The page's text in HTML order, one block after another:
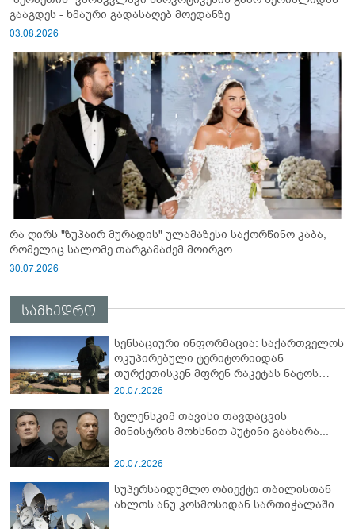
გააგდეს - ხმაური გადასაღებ მოედანზე
03.08.2026
რა ღირს "ზუჰაირ მურადის" ულამაზესი საქორწინო კაბა,
რომელიც სალომე თარგამაძემ მოირგო
30.07.2026
სამხედრო
სენსაციური ინფორმაცია: საქართველოს
ოკუპირებული ტერიტორიიდან
თურქეთისკენ მფრენ რაკეტას ნატოს
სამიტი კინაღამ ჩაუშლია
20.07.2026
ზელენსკიმ თავისი თავდაცვის
მინისტრის მოხსნით პუტინი გაახარა...
20.07.2026
სუპერსაიდუმლო ობიექტი თბილისთან
ახლოს ანუ კოსმოსიდან სართიჭალაში